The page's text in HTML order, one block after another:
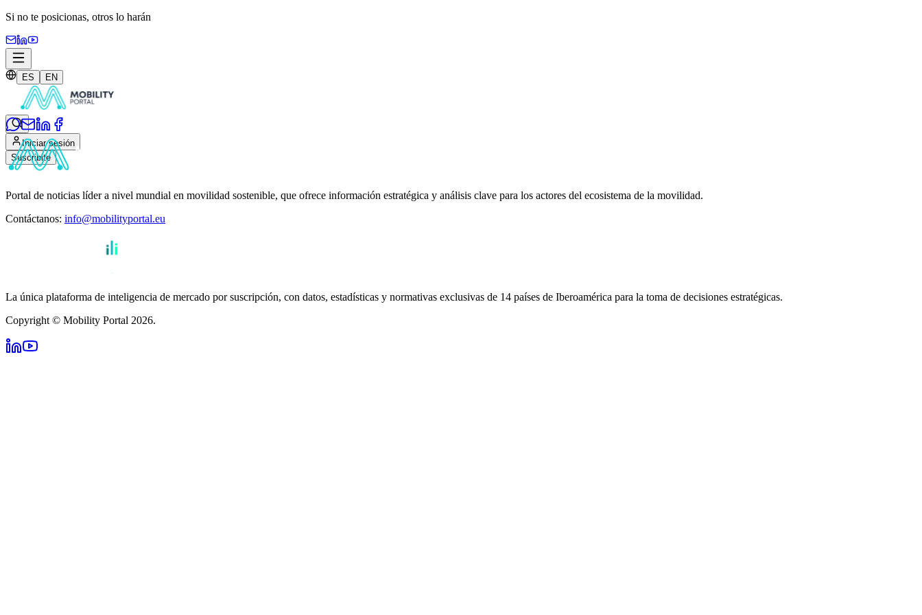
Si no te posicionas, otros lo harán
ES EN
Iniciar sesión
Suscribite
Portal de noticias líder a nivel mundial en movilidad sostenible, que ofrece información estratégica y análisis clave para los actores del ecosistema de la movilidad.
Contáctanos: info@mobilityportal.eu
La única plataforma de inteligencia de mercado por suscripción, con datos, estadísticas y normativas exclusivas de 14 países de Iberoamérica para la toma de decisiones estratégicas.
Copyright © Mobility Portal 2026.